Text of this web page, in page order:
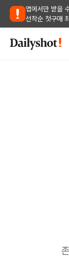
앱에서만 받을
선착순 첫구매